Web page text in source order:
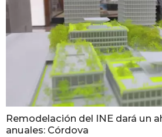
Remodelación del INE dará un
anuales: Córdova